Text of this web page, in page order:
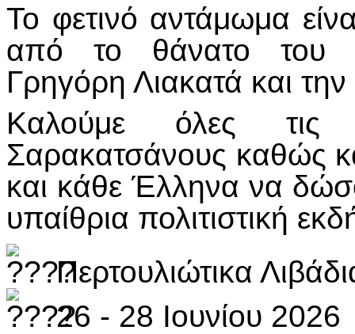
Το φετινό αντάμωμα
από το θάνατο του
Γρηγόρη Λιακατά και
Καλούμε όλες τις
Σαρακατσάνους καθώς
και κάθε Έλληνα να
υπαίθρια πολιτιστική
Περτουλιώτικα
26 - 28 Ιουνίου 2026